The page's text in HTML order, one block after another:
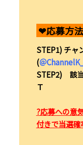
❤︎応募方
STEP1) チ
(＠
STEP2) 該
Ｔ
?応募への意
付きで当選確